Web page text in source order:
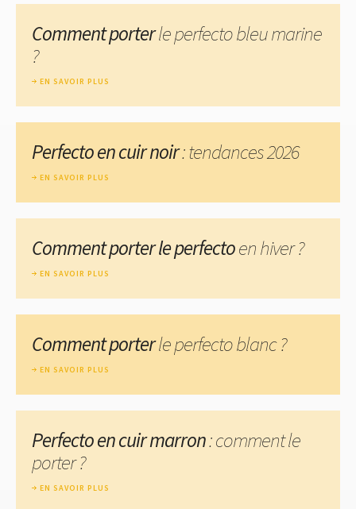
Comment porterle perfecto bleu marine
?
EN SAVOIR PLUS
Perfecto en cuir noir: tendances 2026
EN SAVOIR PLUS
Comment porter le perfectoen hiver ?
EN SAVOIR PLUS
Comment porterle perfecto blanc ?
EN SAVOIR PLUS
Perfecto en cuir marron: comment le
porter ?
EN SAVOIR PLUS